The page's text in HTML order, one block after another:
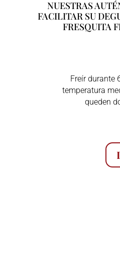
NUESTRAS
FACILITAR SU
FRESQUITA
Freír durante
temperatura
queden